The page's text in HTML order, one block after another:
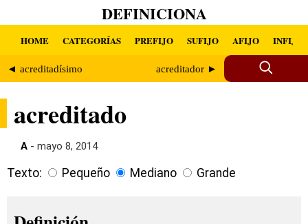
DEFINICIONA
HOME CATEGORÍAS PREFIJO SUFIJO AFIJO INFIJO
◄ acreditadísimo acreditador ►
acreditado
A - mayo 8, 2014
Texto: Pequeño Mediano Grande